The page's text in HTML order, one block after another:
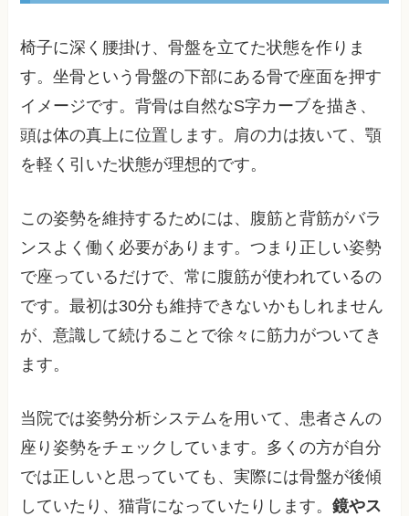
椅子に深く腰掛け、骨盤を立てた状態を作りま
す。坐骨という骨盤の下部にある骨で座面を押す
イメージです。背骨は自然なS字カーブを描き、
頭は体の真上に位置します。肩の力は抜いて、顎
を軽く引いた状態が理想的です。
この姿勢を維持するためには、腹筋と背筋がバラ
ンスよく働く必要があります。つまり正しい姿勢
で座っているだけで、常に腹筋が使われているの
です。最初は30分も維持できないかもしれません
が、意識して続けることで徐々に筋力がついてき
ます。
当院では姿勢分析システムを用いて、患者さんの
座り姿勢をチェックしています。多くの方が自分
では正しいと思っていても、実際には骨盤が後傾
していたり、猫背になっていたりします。鏡やス